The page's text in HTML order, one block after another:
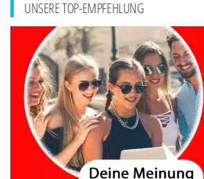
UNSERE TOP-EMPFEHLUNG